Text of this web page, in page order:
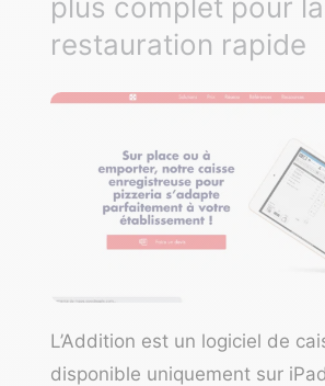
restauration rapide
L’Addition est un logiciel de
disponible uniquement sur